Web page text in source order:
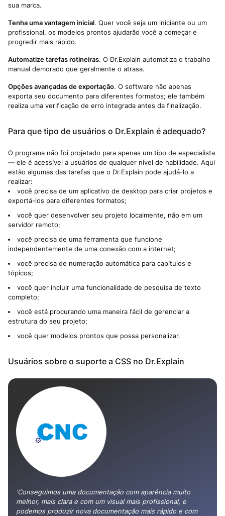
sua marca.
Tenha uma vantagem inicial. Quer você seja um iniciante ou um
profissional, os modelos prontos ajudarão você a começar e
progredir mais rápido.
Automatize tarefas rotineiras. O Dr.Explain automatiza o trabalho
manual demorado que geralmente o atrasa.
Opções avançadas de exportação. O software não apenas
exporta seu documento para diferentes formatos; ele também
realiza uma verificação de erro integrada antes da finalização.
Para que tipo de usuários o Dr.Explain é adequado?
O programa não foi projetado para apenas um tipo de especialista
— ele é acessível a usuários de qualquer nível de habilidade. Aqui
estão algumas das tarefas que o Dr.Explain pode ajudá-lo a
realizar:
você precisa de um aplicativo de desktop para criar projetos e
exportá-los para diferentes formatos;
você quer desenvolver seu projeto localmente, não em um
servidor remoto;
você precisa de uma ferramenta que funcione
independentemente de uma conexão com a internet;
você precisa de numeração automática para capítulos e
tópicos;
você quer incluir uma funcionalidade de pesquisa de texto
completo;
você está procurando uma maneira fácil de gerenciar a
estrutura do seu projeto;
você quer modelos prontos que possa personalizar.
Usuários sobre o suporte a CSS no Dr.Explain
'Conseguimos uma documentação com aparência muito
melhor, mais clara e com um visual mais profissional, e
podemos produzir nova documentação mais rápido e com